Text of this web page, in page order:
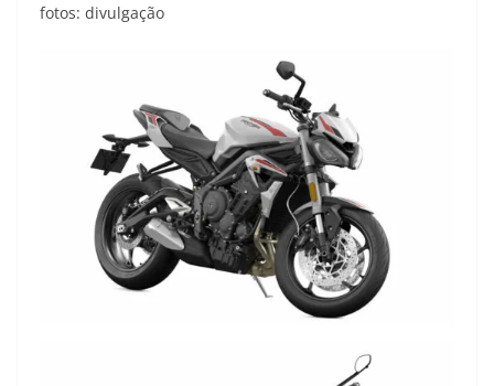
fotos: divulgação